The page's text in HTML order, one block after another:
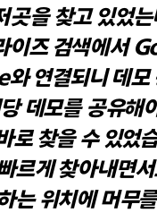
곳을 찾고 있었
이즈 검색에서
연결되니 데모
데모를 공유해
로 찾을 수 있었
르게 찾아내면
는 위치에 머무